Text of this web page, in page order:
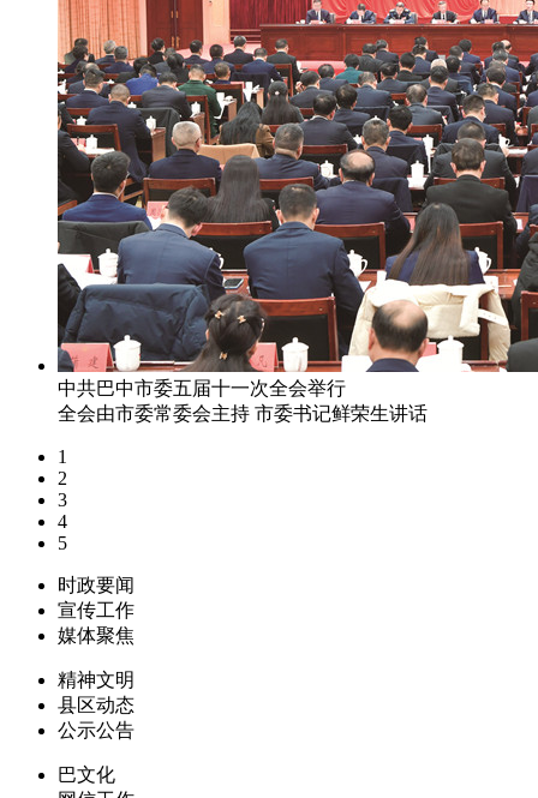
中共巴中市委五届十一次全会举行
全会由市委常委会主持 市委书记鲜荣生讲话
1
2
3
4
5
时政要闻
宣传工作
媒体聚焦
精神文明
县区动态
公示公告
巴文化